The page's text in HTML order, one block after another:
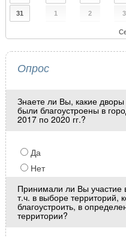
31 1 2 3
Опрос
Знаете ли Вы, какие
были благоустроены в
2017 по 2020 гг.?
Да
Нет
Принимали ли Вы участие
т.ч. в выборе территорий,
благоустроить, в
территории?